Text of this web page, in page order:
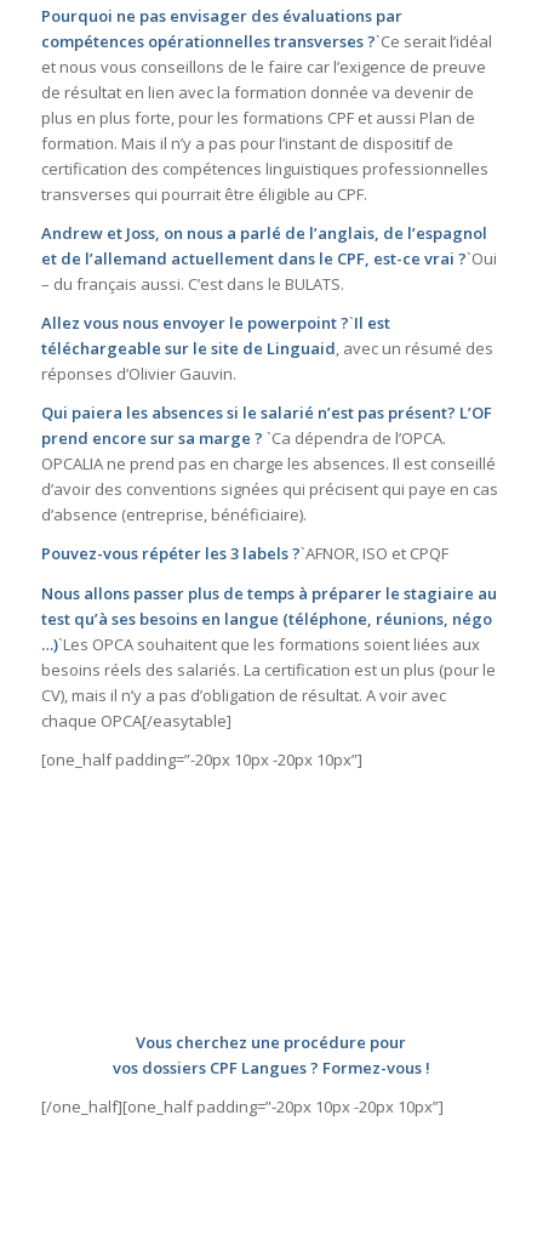
Pourquoi ne pas envisager des évaluations par
compétences opérationnelles transverses ?`Ce serait l’idéal
et nous vous conseillons de le faire car l’exigence de preuve
de résultat en lien avec la formation donnée va devenir de
plus en plus forte, pour les formations CPF et aussi Plan de
formation. Mais il n’y a pas pour l’instant de dispositif de
certification des compétences linguistiques professionnelles
transverses qui pourrait être éligible au CPF.
Andrew et Joss, on nous a parlé de l’anglais, de l’espagnol
et de l’allemand actuellement dans le CPF, est-ce vrai ?`Oui
– du français aussi. C’est dans le BULATS.
Allez vous nous envoyer le powerpoint ?`Il est
téléchargeable sur le site de Linguaid, avec un résumé des
réponses d’Olivier Gauvin.
Qui paiera les absences si le salarié n’est pas présent? L’OF
prend encore sur sa marge ? `Ca dépendra de l’OPCA.
OPCALIA ne prend pas en charge les absences. Il est conseillé
d’avoir des conventions signées qui précisent qui paye en cas
d’absence (entreprise, bénéficiaire).
Pouvez-vous répéter les 3 labels ?`AFNOR, ISO et CPQF
Nous allons passer plus de temps à préparer le stagiaire au
test qu’à ses besoins en langue (téléphone, réunions, négo
…)`Les OPCA souhaitent que les formations soient liées aux
besoins réels des salariés. La certification est un plus (pour le
CV), mais il n’y a pas d’obligation de résultat. A voir avec
chaque OPCA[/easytable]
[one_half padding=”-20px 10px -20px 10px”]
Vous cherchez une procédure pour
vos dossiers CPF Langues ? Formez-vous !
[/one_half][one_half padding=”-20px 10px -20px 10px”]